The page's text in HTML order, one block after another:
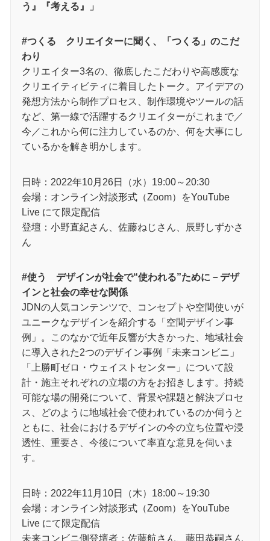
う』『考える』」
#つくる クリエイターに聞く、「つくる」のこだ
わり
クリエイター3名の、徹底したこだわりや高感度な
クリエイティビティに着目したトーク。アイデアの
発想方法から制作プロセス、制作環境やツールの話
など、第一線で活躍するクリエイターがこれまで／
今／これから何に注力しているのか、何を大事にし
ているかを解き明かします。
日時：2022年10月26日（水）19:00～20:30
会場：オンライン対談形式（Zoom）をYouTube
Live にて限定配信
登壇：小野直紀さん、佐藤ねじさん、辰野しずかさ
ん
#使う デザインが社会で“使われる”ために－デザ
インと社会の幸せな関係
JDNの人気コンテンツで、コンセプトや空間使いが
ユニークなデザインを紹介する「空間デザイン事
例」。このなかで近年反響が大きかった、地域社会
に導入された2つのデザイン事例「未来コンビニ」
「上勝町ゼロ・ウェイストセンター」について設
計・施主それぞれの立場の方をお招きします。持続
可能な場の開発について、背景や課題と解決プロセ
ス、どのように地域社会で使われているのか伺うと
ともに、社会におけるデザインの今の立ち位置や浸
透性、重要さ、今後について率直な意見を伺いま
す。
日時：2022年11月10日（木）18:00～19:30
会場：オンライン対談形式（Zoom）をYouTube
Live にて限定配信
未来コンビニ側登壇者：佐藤航さん、藤田恭嗣さん